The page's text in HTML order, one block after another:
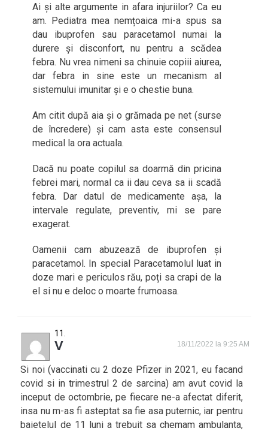
Ai și alte argumente in afara injuriilor? Ca eu
am. Pediatra mea nemțoaica mi-a spus sa
dau ibuprofen sau paracetamol numai la
durere și disconfort, nu pentru a scădea
febra. Nu vrea nimeni sa chinuie copiii aiurea,
dar febra in sine este un mecanism al
sistemului imunitar și e o chestie buna.
Am citit după aia și o grămada pe net (surse
de încredere) și cam asta este consensul
medical la ora actuala.
Dacă nu poate copilul sa doarmă din pricina
febrei mari, normal ca ii dau ceva sa ii scadă
febra. Dar datul de medicamente așa, la
intervale regulate, preventiv, mi se pare
exagerat.
Oamenii cam abuzează de ibuprofen și
paracetamol. In special Paracetamolul luat in
doze mari e periculos rău, poți sa crapi de la
el si nu e deloc o moarte frumoasa.
V 18/11/2022 la 9:25 AM
Si noi (vaccinati cu 2 doze Pfizer in 2021, eu facand
covid si in trimestrul 2 de sarcina) am avut covid la
inceput de octombrie, pe fiecare ne-a afectat diferit,
insa nu m-as fi asteptat sa fie asa puternic, iar pentru
baietelul de 11 luni a trebuit sa chemam ambulanta,